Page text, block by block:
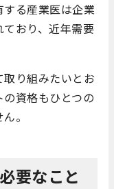
る産業医は企業
おり、近年需要
り組みたいとお
資格もひとつの
。
要なこと